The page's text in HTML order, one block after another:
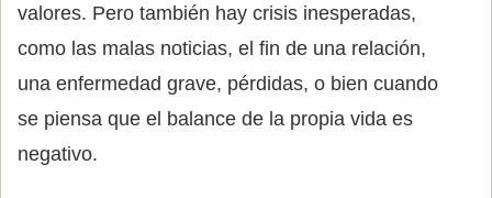
valores. Pero también hay crisis inesperadas,
como las malas noticias, el fin de una relación,
una enfermedad grave, pérdidas, o bien cuando
se piensa que el balance de la propia vida es
negativo.